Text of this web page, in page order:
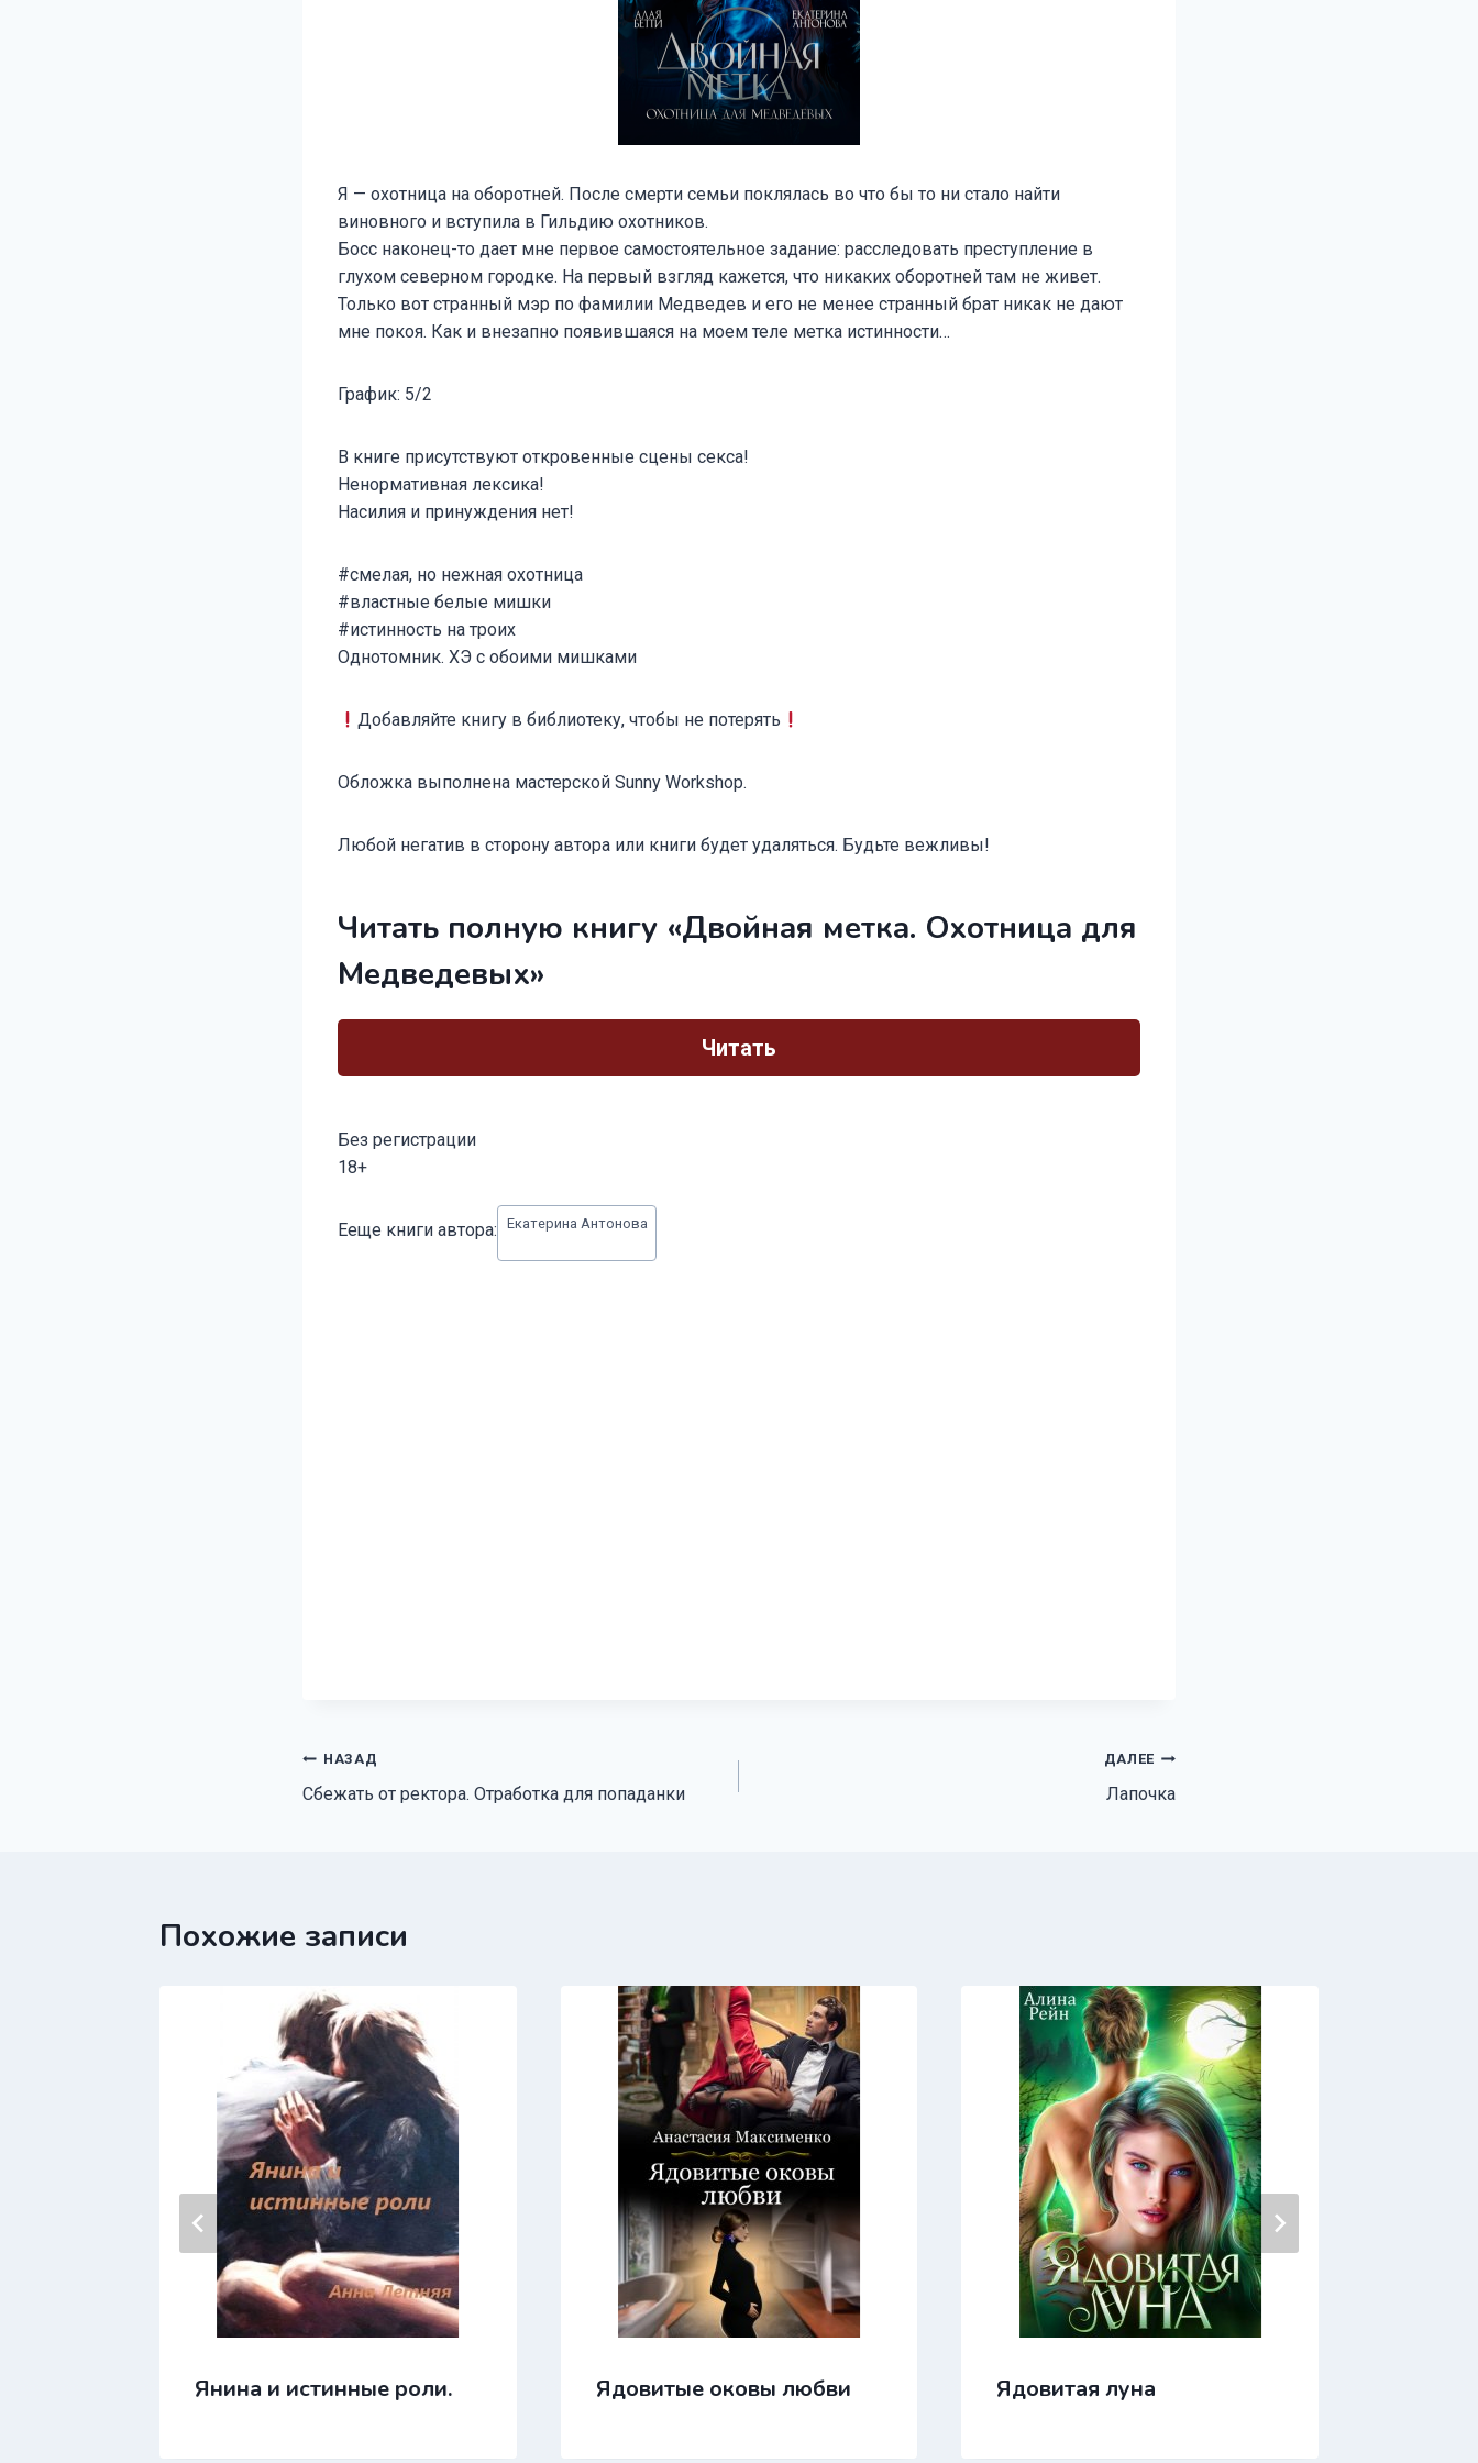
Я — охотница на оборотней. После смерти семьи поклялась во что бы то ни стало найти
виновного и вступила в Гильдию охотников.
Босс наконец-то дает мне первое самостоятельное задание: расследовать преступление в
глухом северном городке. На первый взгляд кажется, что никаких оборотней там не живет.
Только вот странный мэр по фамилии Медведев и его не менее странный брат никак не дают
мне покоя. Как и внезапно появившаяся на моем теле метка истинности…
График: 5/2
В книге присутствуют откровенные сцены секса!
Ненормативная лексика!
Насилия и принуждения нет!
#смелая, но нежная охотница
#властные белые мишки
#истинность на троих
Однотомник. ХЭ с обоими мишками
Добавляйте книгу в библиотеку, чтобы не потерять
Обложка выполнена мастерской Sunny Workshop.
Любой негатив в сторону автора или книги будет удаляться. Будьте вежливы!
Читать полную книгу «Двойная метка. Охотница для
Медведевых»
Читать
Без регистрации
18+
записи:
Ееще книги автора: Екатерина Антонова
Навигация
по
НАЗАД
Сбежать от ректора. Отработка для попаданки
ДАЛЕЕ
Лапочка
Похожие записи
Янина и истинные роли. Ядовитые оковы любви Ядовитая луна